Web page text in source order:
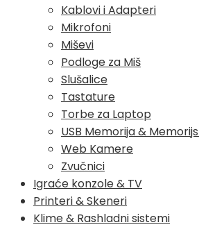
Kablovi i Adapteri
Mikrofoni
Miševi
Podloge za Miš
Slušalice
Tastature
Torbe za Laptop
USB Memorija &
Web Kamere
Zvučnici
Igraće konzole & TV
Printeri & Skeneri
Klime & Rashladni sistemi